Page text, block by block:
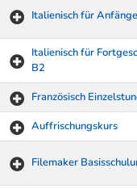
Italienisch für
Italienisch für
B2
Französisch
Auffrischungskurs
Filemaker